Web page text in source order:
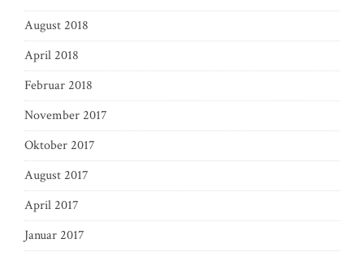
August 2018
April 2018
Februar 2018
November 2017
Oktober 2017
August 2017
April 2017
Januar 2017